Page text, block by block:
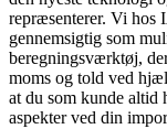
repræsenterer. Vi hos
gennemsigtig som
beregningsværktøj,
moms og told ved
at du som kunde altid
aspekter ved din